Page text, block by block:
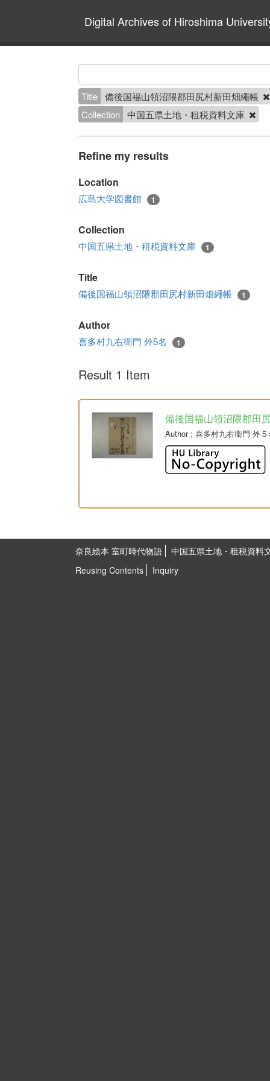
Digital Archives of Hiroshima
Title 備後国福山領沼隈郡田尻村新田畑繩帳
Collection 中国五県土地・租税資料文庫
Refine my results
Location
広島大学図書館 1
Collection
中国五県土地・租税資料文庫 1
Title
備後国福山領沼隈郡田尻村新田畑繩帳 1
Author
喜多村九右衛門 外5名 1
Result 1 Item
備後国福山領沼隈郡田
Author: 喜多村九右衛門 外５
奈良絵本 室町時代物語
中国五県土地・租税資料
Reusing Contents
Inquiry